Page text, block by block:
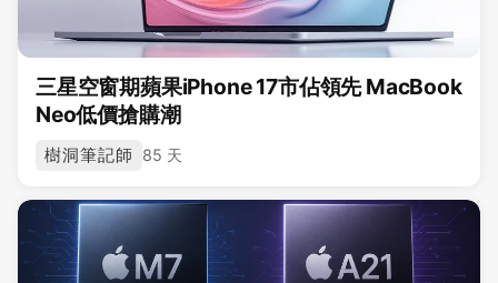
三星空窗期蘋果iPhone 17市佔領先 MacBook
Neo低價搶購潮
樹洞筆記師 85 天